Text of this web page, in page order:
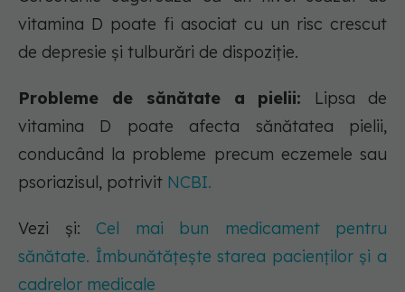
vitamina D poate fi asociat cu un risc crescut
de depresie și tulburări de dispoziție.
Probleme de sănătate a pielii: Lipsa de
vitamina D poate afecta sănătatea pielii,
conducând la probleme precum eczemele sau
psoriazisul, potrivit NCBI.
Vezi și: Cel mai bun medicament pentru
sănătate. Îmbunătățește starea pacienților și a
cadrelor medicale